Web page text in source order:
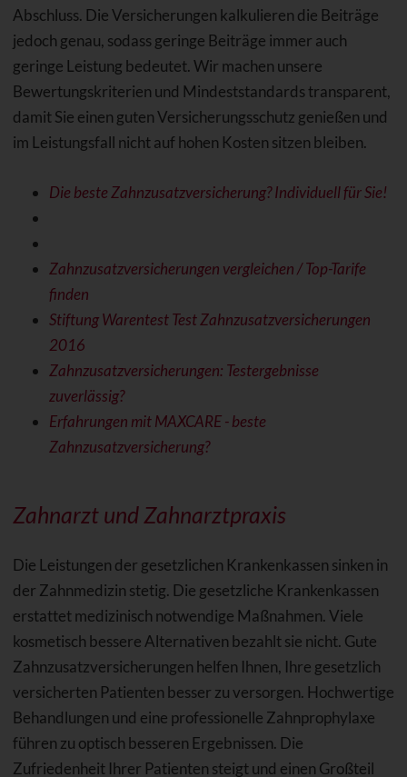
Abschluss. Die Versicherungen kalkulieren die Beiträge
jedoch genau, sodass geringe Beiträge immer auch
geringe Leistung bedeutet. Wir machen unsere
Bewertungskriterien und Mindeststandards transparent,
damit Sie einen guten Versicherungsschutz genießen und
im Leistungsfall nicht auf hohen Kosten sitzen bleiben.
Die beste Zahnzusatzversicherung? Individuell für Sie!
Zahnzusatzversicherungen vergleichen / Top-Tarife
finden
Stiftung Warentest Test Zahnzusatzversicherungen
2016
Zahnzusatzversicherungen: Testergebnisse
zuverlässig?
Erfahrungen mit MAXCARE - beste
Zahnzusatzversicherung?
Zahnarzt und Zahnarztpraxis
Die Leistungen der gesetzlichen Krankenkassen sinken in
der Zahnmedizin stetig. Die gesetzliche Krankenkassen
erstattet medizinisch notwendige Maßnahmen. Viele
kosmetisch bessere Alternativen bezahlt sie nicht. Gute
Zahnzusatzversicherungen helfen Ihnen, Ihre gesetzlich
versicherten Patienten besser zu versorgen. Hochwertige
Behandlungen und eine professionelle Zahnprophylaxe
führen zu optisch besseren Ergebnissen. Die
Zufriedenheit Ihrer Patienten steigt und einen Großteil